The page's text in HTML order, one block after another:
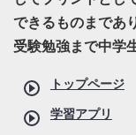
できるものまであ
受験勉強まで中学
トップページ
学習アプリ